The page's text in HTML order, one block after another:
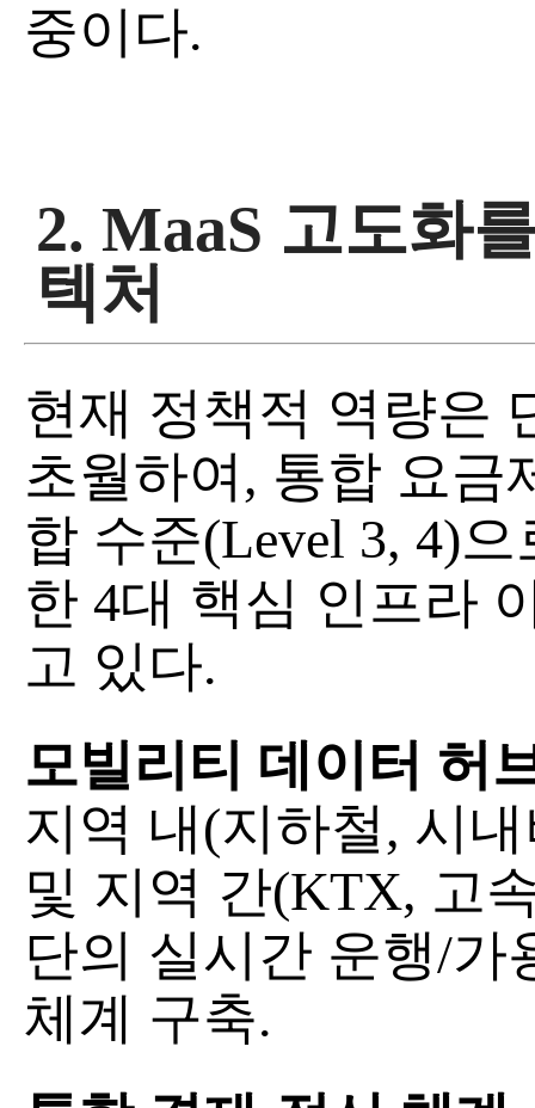
중이다.
2. MaaS 고도화
텍처
현재 정책적 역량은
초월하여, 통합 요금
합 수준(Level 3, 4)
한 4대 핵심 인프라
고 있다.
모빌리티 데이터 허
지역 내(지하철, 시
및 지역 간(KTX, 고
단의 실시간 운행/가
체계 구축.